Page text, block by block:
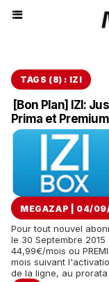
TAGS (8) : IZI
[Bon Plan] IZI:
Prima et Premium
MEGAZAP | 04/
Pour tout nouvel
le 30 Septembre
44,99€/mois ou
mois suivant
de la ligne, au prorata